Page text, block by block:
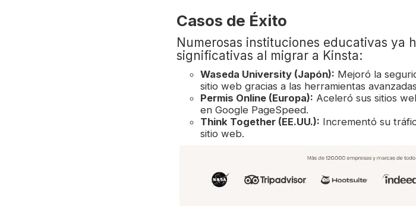
Casos de Éxito
Numerosas instituciones educativas ya
significativas al migrar a Kinsta:
Waseda University (Japón): Mejoró la
sitio web gracias a las herramientas
Permis Online (Europa): Aceleró sus sitios
en Google PageSpeed.
Think Together (EE.UU.): Incrementó su
sitio web.